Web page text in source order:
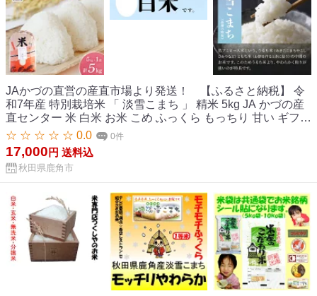
JAかづの直営の産直市場より発送！ 【ふるさと納税】 令
和7年産 特別栽培米 「 淡雪こまち 」 精米 5kg JA かづの産
直センター 米 白米 お米 こめ ふっくら もっちり 甘い ギフト
お中元 お歳暮 ふるさと 返礼品 鹿角市 秋田 送料無料 【おら
ほの市場】
☆ ☆ ☆ ☆ ☆ 0.0 0件
17,000 円 送料込
秋田県鹿角市